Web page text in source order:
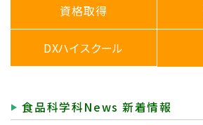
資格取得
DXハイスクール
食品科学科News 新着情報